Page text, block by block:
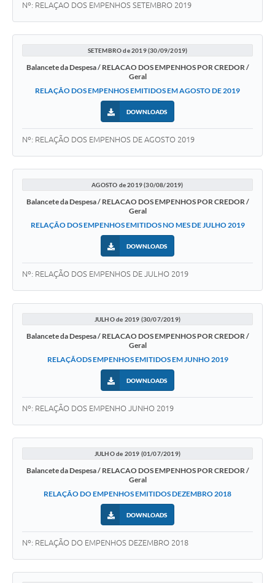
Nº: RELAÇAO DOS EMPENHOS SETEMBRO 2019
SETEMBRO de 2019 (30/09/2019)
Balancete da Despesa / RELACAO DOS EMPENHOS POR CREDOR /
Geral
RELAÇÃO DOS EMPENHOS EMITIDOS EM AGOSTO DE 2019
DOWNLOADS
Nº: RELAÇÃO DOS EMPENHOS DE AGOSTO 2019
AGOSTO de 2019 (30/08/2019)
Balancete da Despesa / RELACAO DOS EMPENHOS POR CREDOR /
Geral
RELAÇÃO DOS EMPENHOS EMITIDOS NO MES DE JULHO 2019
DOWNLOADS
Nº: RELAÇÃO DOS EMPENHOS DE JULHO 2019
JULHO de 2019 (30/07/2019)
Balancete da Despesa / RELACAO DOS EMPENHOS POR CREDOR /
Geral
RELAÇÃODS EMPENHOS EMITIDOS EM JUNHO 2019
DOWNLOADS
Nº: RELAÇÃO DOS EMPENHO JUNHO 2019
JULHO de 2019 (01/07/2019)
Balancete da Despesa / RELACAO DOS EMPENHOS POR CREDOR /
Geral
RELAÇÃO DO EMPENHOS EMITIDOS DEZEMBRO 2018
DOWNLOADS
Nº: RELAÇÃO DO EMPENHOS DEZEMBRO 2018